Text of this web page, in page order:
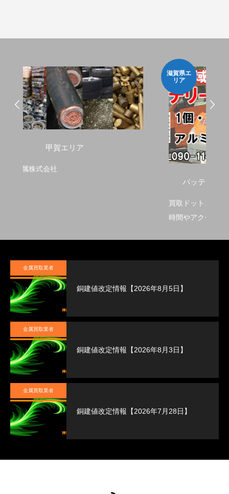
滋賀県エ
リア
バッテリー・金属スクラップ出張買取
買取ドットコムの出張店舗やお持込み店舗の営業
時間やアクセスマップを記載しています。
金属買取業者
銅建値改定情報【2026年8月5日】
金属買取業者
銅建値改定情報【2026年8月3日】
金属買取業者
銅建値改定情報【2026年7月28日】